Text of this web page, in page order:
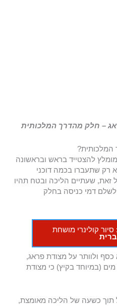
– חלק מהדרך המלכותית
המלכותית?
להצטייד בראש ובראשונה
רק שתעברו בכמה דוכני
זאת, שעתיים הליכה ובטח תהיו
דמי כניסה בחלק
קולינרי מושחת
ולוותר על מצודת פראג,
(במיוחד בקיץ) כי מצודת
תוך כשעה של הליכה מאומצת,